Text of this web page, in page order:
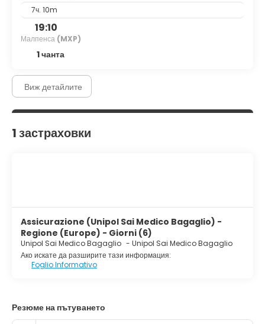
7ч. 10m
19:10
Малпенса (MXP)
1 чанта
Виж детайлите
1 застраховки
Assicurazione (Unipol Sai Medico Bagaglio) -
Regione (Europe) - Giorni (6)
Unipol Sai Medico Bagaglio - Unipol Sai Medico Bagaglio
Ако искате да разширите тази информация:
Foglio Informativo
Резюме на пътуването